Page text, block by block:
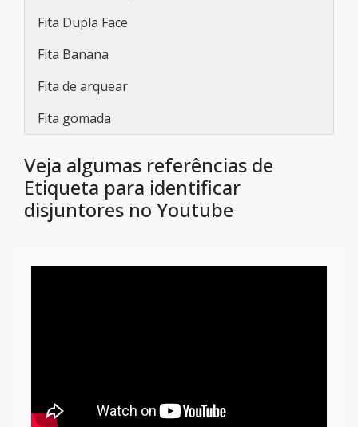
Fita Dupla Face
Fita Banana
Fita de arquear
Fita gomada
Veja algumas referências de
Etiqueta para identificar
disjuntores no Youtube